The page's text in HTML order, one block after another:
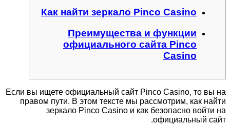
Как найти зеркало Pinco Casino
Преимущества и функции
официального сайта Pinco
Casino
Если вы ищете официальный сайт Pinco Casino, то вы на
правом пути. В этом тексте мы рассмотрим, как найти
зеркало Pinco Casino и как безопасно войти на
официальный сайт.